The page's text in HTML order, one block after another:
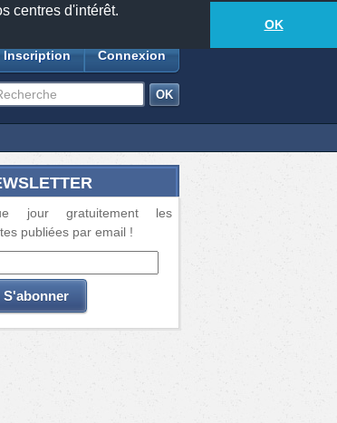
centres d'intérêt.
OK
-279lecteurs connectés
Inscription Connexion
jour gratuitement les
publiées par email !